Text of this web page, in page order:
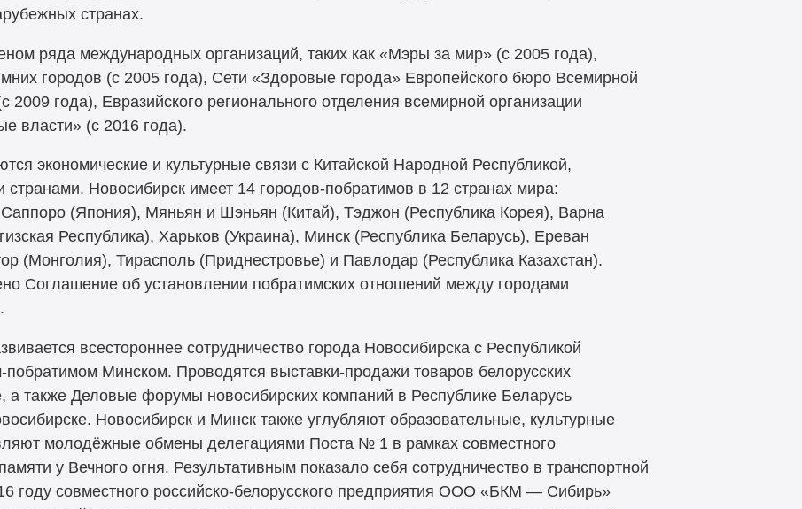
странах.
ряда международных организаций, таких как «Мэры за мир» (с 2005 года),
городов (с 2005 года), Сети «Здоровые города» Европейского бюро Всемирной
2009 года), Евразийского регионального отделения всемирной организации
власти» (с 2016 года).
экономические и культурные связи с Китайской Народной Республикой,
странами. Новосибирск имеет 14 городов-побратимов в 12 странах мира:
(Япония), Мяньян и Шэньян (Китай), Тэджон (Республика Корея), Варна
Республика), Харьков (Украина), Минск (Республика Беларусь), Ереван
(Монголия), Тирасполь (Приднестровье) и Павлодар (Республика Казахстан).
Соглашение об установлении побратимских отношений между городами
всестороннее сотрудничество города Новосибирска с Республикой
побратимом Минском. Проводятся выставки-продажи товаров белорусских
а также Деловые форумы новосибирских компаний в Республике Беларусь
Новосибирск и Минск также углубляют образовательные, культурные
молодёжные обмены делегациями Поста № 1 в рамках совместного
у Вечного огня. Результативным показало себя сотрудничество в транспортной
году совместного российско-белорусского предприятия ООО «БКМ — Сибирь»